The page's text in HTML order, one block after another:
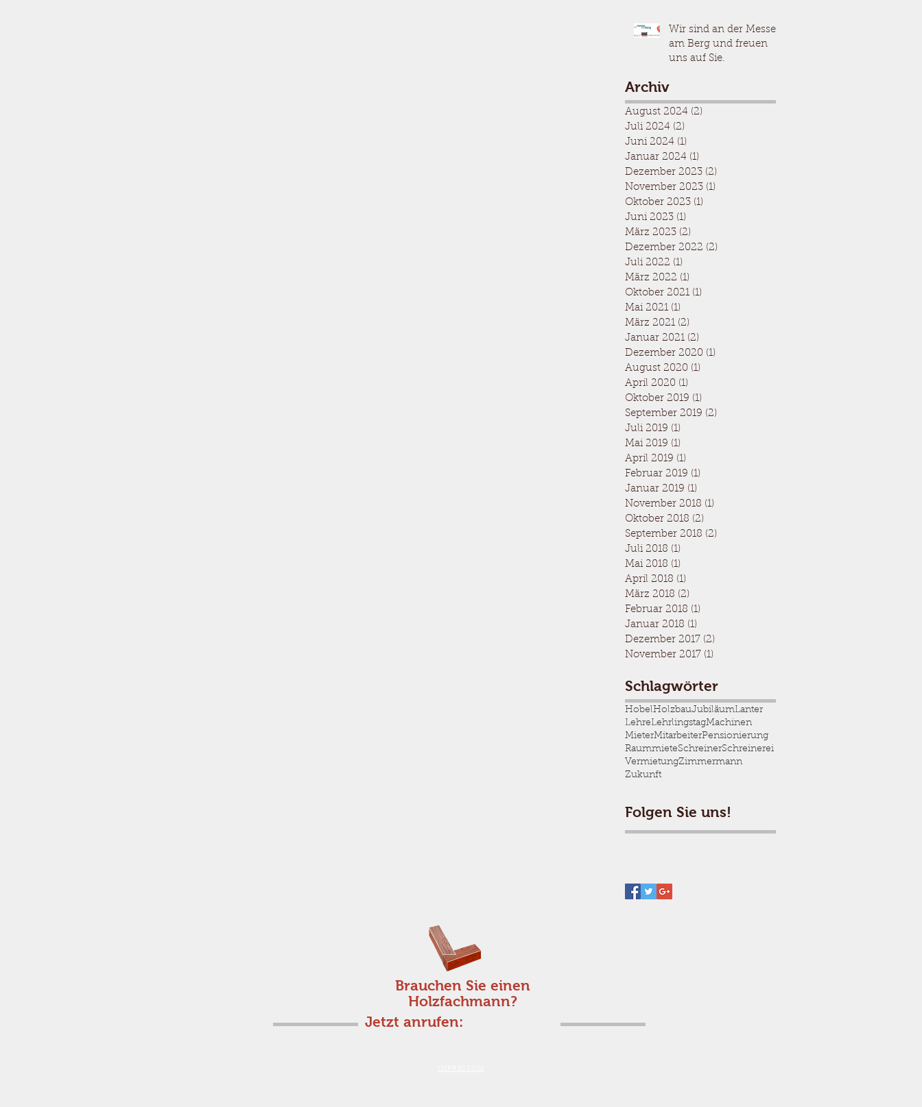
Wir sind an der Messe
am Berg und freuen
uns auf Sie.
Archiv
August 2024 (2)
Juli 2024 (2)
Juni 2024 (1)
Januar 2024 (1)
Dezember 2023 (2)
November 2023 (1)
Oktober 2023 (1)
Juni 2023 (1)
März 2023 (2)
Dezember 2022 (2)
Juli 2022 (1)
März 2022 (1)
Oktober 2021 (1)
Mai 2021 (1)
März 2021 (2)
Januar 2021 (2)
Dezember 2020 (1)
August 2020 (1)
April 2020 (1)
Oktober 2019 (1)
September 2019 (2)
Juli 2019 (1)
Mai 2019 (1)
April 2019 (1)
Februar 2019 (1)
Januar 2019 (1)
November 2018 (1)
Oktober 2018 (2)
September 2018 (2)
Juli 2018 (1)
Mai 2018 (1)
April 2018 (1)
März 2018 (2)
Februar 2018 (1)
Januar 2018 (1)
Dezember 2017 (2)
November 2017 (1)
Schlagwörter
HobelHolzbauJubiläumLanter
LehreLehrlingstagMachinen
MieterMitarbeiterPensionierung
RaummieteSchreinerSchreinerei
VermietungZimmermann
Zukunft
Folgen Sie uns!
Brauchen Sie einen
Holzfachmann?
Jetzt anrufen: